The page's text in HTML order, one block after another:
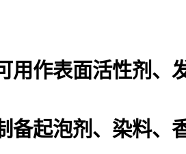
用作表面活性剂、
备起泡剂、染料、